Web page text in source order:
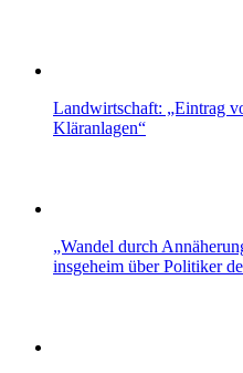
Landwirtschaft: „Eintrag
Kläranlagen“
„Wandel durch
insgeheim über Politiker